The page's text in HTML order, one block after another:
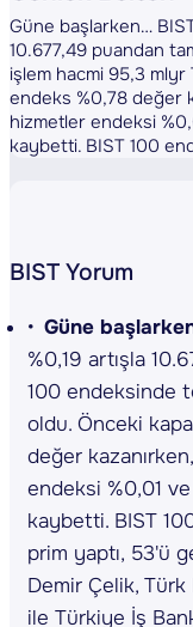
Güne başlarken…
10.677,49 puandan
işlem hacmi 95,3 mlyr
endeks %0,78 değer
hizmetler endeksi
kaybetti. BIST 100
BIST Yorum
Güne
%0,19 artışla
100 endeksinde
oldu. Önceki
değer
endeksi %0,01
kaybetti. BIST
prim yaptı, 53'ü
Demir Çelik, Türk
ile Türkiye İş